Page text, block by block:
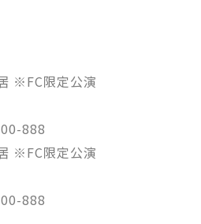
※FC限定公演
888
※FC限定公演
888